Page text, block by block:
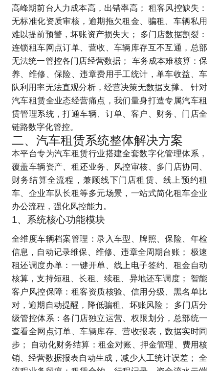
高峰期前台人力成本高，出错率高； 租客风控缺失：
无标准化资质审核，逾期拖欠租金、骗租、车辆私用
难以提前预警，坏账资产损失大； 多门店数据割裂：
连锁租车网点订单、营收、车辆库存互不互通，总部
无法统一管控各门店经营数据； 车务成本难核算：保
养、维修、保险、违章费用手工统计，单车收益、车
队利用率无法直观分析，经营决策无数据支撑。 针对
汽车租赁全业态经营痛点，我们量身打造专属汽车租
赁管理系统，打通车辆、订单、客户、财务、门店全
链路数字化管控。
二、汽车租赁系统整体解决方案
本平台专为汽车租赁行业搭建全套数字化管理体系 ，
覆盖车辆资产、租还业务、风控审核、多门店协同、
财务结算全流程，兼顾线下门店租赁、线上预约租
车、企业车队长租等多元场景，一站式简化租车企业
办公流程，强化风控能力。
1、系统核心功能模块
全维度车辆档案管理：录入车型、牌照、保险、年检
信息，自动记录维保、维修、违章全周期台账； 极速
租还调度办单：一键开单、线上电子签约、租金自动
核算，支持短租、长租、续租、异地还车调度； 智能
客户风控保障：租客资质核验、信用分级、黑名单比
对，逾期自动提醒，降低骗租、坏账风险； 多门店分
级管控体系：各门店独立运营、权限划分，总部统一
查看全网点订单、车辆库存、营收报表，数据实时同
步； 自动化财务结算：租金对账、押金管理、费用核
销、经营数据报表自动生成，减少人工统计误差； 全